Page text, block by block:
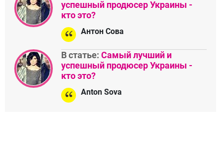
успешный продюсер Украины -
кто это?
Антон Сова
В статье: Самый лучший и
успешный продюсер Украины -
кто это?
Anton Sova